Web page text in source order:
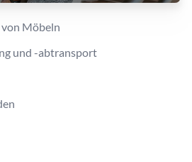
Möbeln
und -abtransport